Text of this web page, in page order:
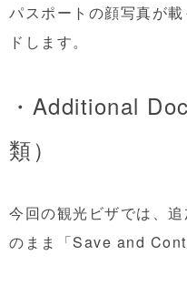
パスポートの顔写真が
ドします。
・Additional
類）
今回の観光ビザでは、
のまま「Save and